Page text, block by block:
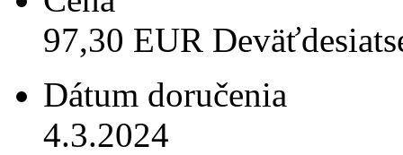
97,30 EUR
Dátum doručenia
4.3.2024